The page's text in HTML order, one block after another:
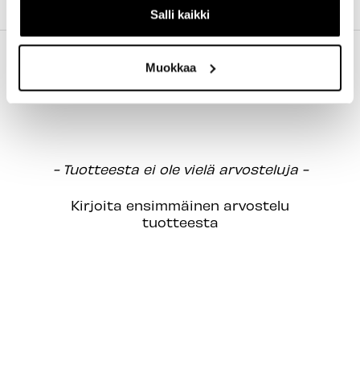
Salli kaikki
Muokkaa
TILAUS JA MAKSUTAVAT
- Tuotteesta ei ole vielä arvosteluja -
Kirjoita ensimmäinen arvostelu
tuotteesta
New content loaded